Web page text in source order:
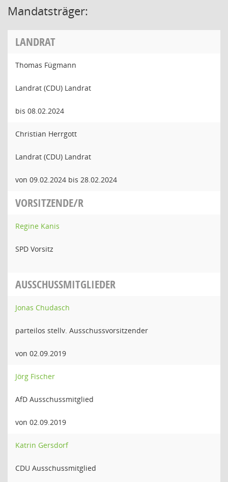
Mandatsträger:
LANDRAT
Thomas Fügmann
Landrat (CDU) Landrat
bis 08.02.2024
Christian Herrgott
Landrat (CDU) Landrat
von 09.02.2024 bis 28.02.2024
VORSITZENDE/R
Regine Kanis
SPD Vorsitz
AUSSCHUSSMITGLIEDER
Jonas Chudasch
parteilos stellv. Ausschussvorsitzender
von 02.09.2019
Jörg Fischer
AfD Ausschussmitglied
von 02.09.2019
Katrin Gersdorf
CDU Ausschussmitglied